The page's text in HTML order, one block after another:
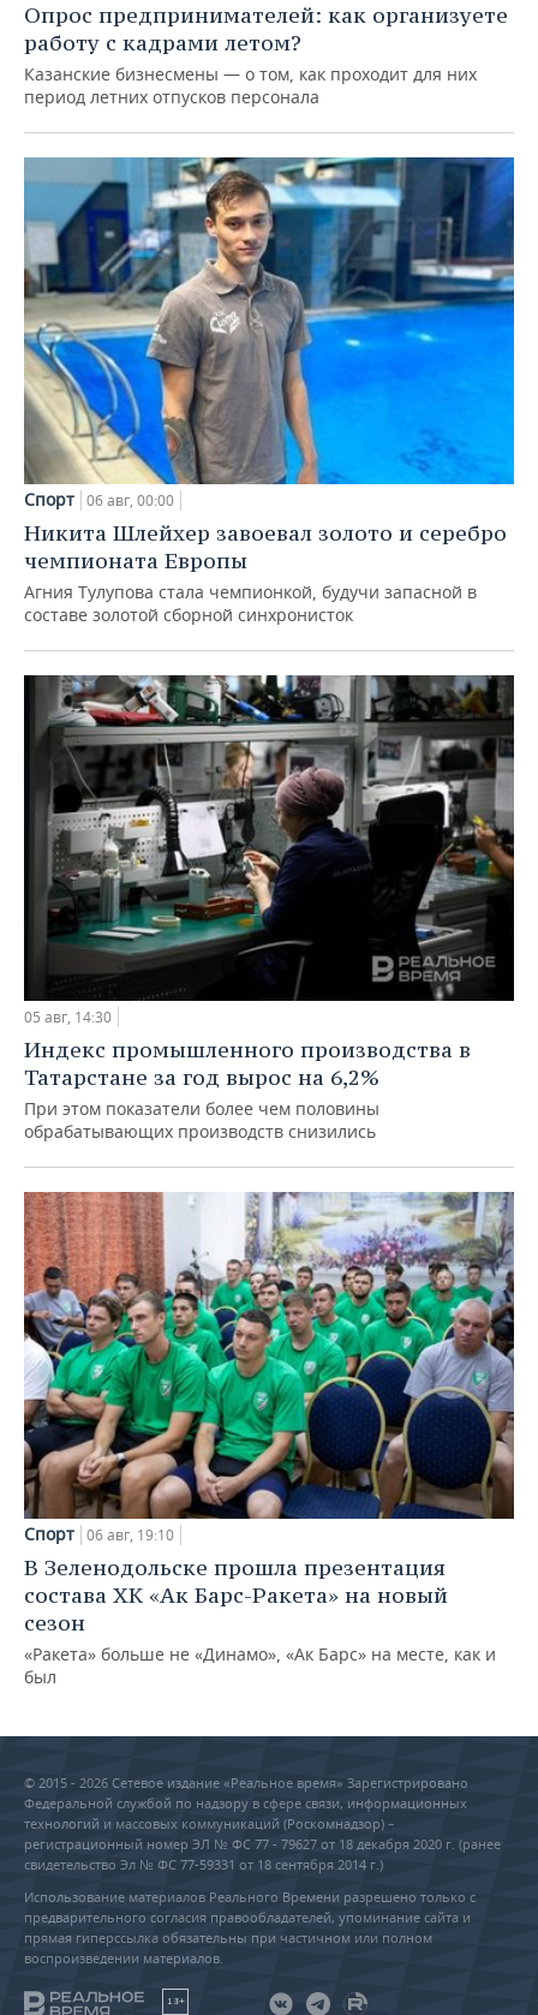
Опрос предпринимателей: как организуете
работу с кадрами летом?
Казанские бизнесмены — о том, как проходит для них
период летних отпусков персонала
Спорт 06 авг, 00:00
Никита Шлейхер завоевал золото и серебро
чемпионата Европы
Агния Тулупова стала чемпионкой, будучи запасной в
составе золотой сборной синхронисток
05 авг, 14:30
Индекс промышленного производства в
Татарстане за год вырос на 6,2%
При этом показатели более чем половины
обрабатывающих производств снизились
Спорт 06 авг, 19:10
В Зеленодольске прошла презентация
состава ХК «Ак Барс-Ракета» на новый
сезон
«Ракета» больше не «Динамо», «Ак Барс» на месте, как и
был
© 2015 - 2026 Сетевое издание «Реальное время» Зарегистрировано
Федеральной службой по надзору в сфере связи, информационных
технологий и массовых коммуникаций (Роскомнадзор) –
регистрационный номер ЭЛ № ФС 77 - 79627 от 18 декабря 2020 г. (ранее
свидетельство Эл № ФС 77-59331 от 18 сентября 2014 г.)
Использование материалов Реального Времени разрешено только с
предварительного согласия правообладателей, упоминание сайта и
прямая гиперссылка обязательны при частичном или полном
воспроизведении материалов.
18+